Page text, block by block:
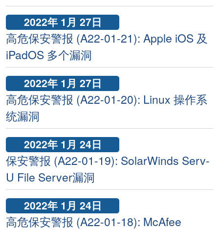
2022年 1月 27日
高危保安警报 (A22-01-21): Apple iOS 及
iPadOS 多个漏洞
2022年 1月 27日
高危保安警报 (A22-01-20): Linux 操作系
统漏洞
2022年 1月 24日
保安警报 (A22-01-19): SolarWinds Serv-
U File Server漏洞
2022年 1月 24日
高危保安警报 (A22-01-18): McAfee